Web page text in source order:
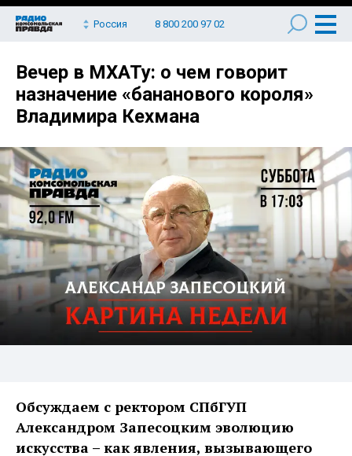
Россия 8 800 200 97 02
Вечер в МХАТу: о чем говорит
назначение «бананового короля»
Владимира Кехмана
Обсуждаем с ректором СПбГУП
Александром Запесоцким эволюцию
искусства – как явления, вызывающего